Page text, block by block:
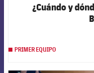
¿Cuándo y
PRIMER EQUIPO